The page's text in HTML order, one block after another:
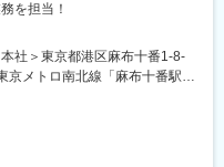
を担当！
社＞東京都港区麻布十番1-8-
メトロ南北線「麻布十番駅」
※受動喫煙対策：屋内全面禁